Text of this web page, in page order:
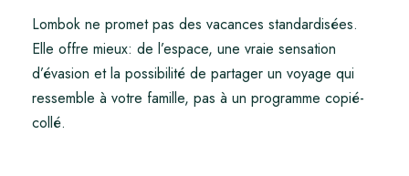
Lombok ne promet pas des vacances standardisées.
Elle offre mieux: de l’espace, une vraie sensation
d’évasion et la possibilité de partager un voyage qui
ressemble à votre famille, pas à un programme copié-
collé.